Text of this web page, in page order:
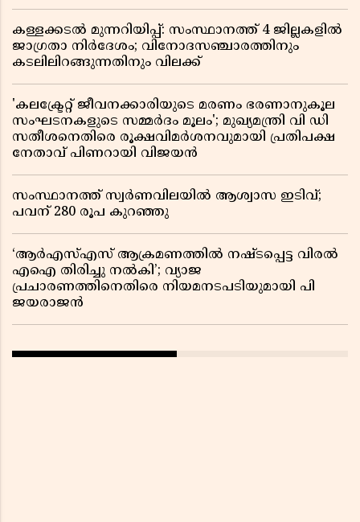
കള്ളക്കടൽ മുന്നറിയിപ്പ്: സംസ്ഥാനത്ത് 4 ജില്ലകളിൽ
ജാഗ്രതാ നിർദേശം; വിനോദസഞ്ചാരത്തിനും
കടലിലിറങ്ങുന്നതിനും വിലക്ക്
'കലക്ട്രേറ്റ് ജീവനക്കാരിയുടെ മരണം ഭരണാനുകൂല
സംഘടനകളുടെ സമ്മർദം മൂലം'; മുഖ്യമന്ത്രി വി ഡി
സതീശനെതിരെ രൂക്ഷവിമർശനവുമായി പ്രതിപക്ഷ
നേതാവ് പിണറായി വിജയൻ
സംസ്ഥാനത്ത് സ്വര്‍ണവിലയില്‍ ആശ്വാസ ഇടിവ്;
പവന് 280 രൂപ കുറഞ്ഞു
‘ആർഎസ്എസ് ആക്രമണത്തിൽ നഷ്ടപ്പെട്ട വിരൽ
എഐ തിരിച്ചു നൽകി’; വ്യാജ
പ്രചാരണത്തിനെതിരെ നിയമനടപടിയുമായി പി
ജയരാജൻ